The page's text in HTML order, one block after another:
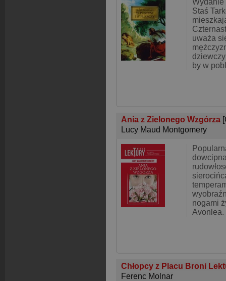
Wydanie
Staś
uważa
by w
Ania z Zielonego Wzgórza
Lucy Maud Montgomery
nogami
Avonlea.
Chłopcy z Placu Broni
Ferenc Molnar